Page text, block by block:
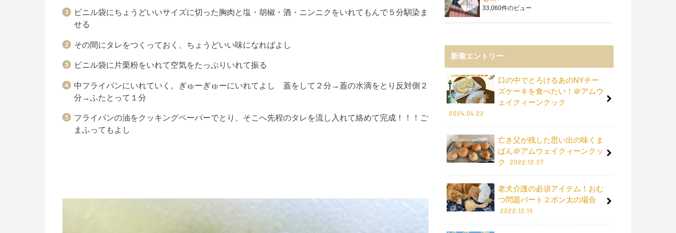
ビニル袋にちょうどいいサイズに切った胸肉と塩・胡椒・酒・ニンニクをいれてもんで５分馴染ま
せる
その間にタレをつくっておく、ちょうどいい味になればよし
ビニル袋に片栗粉をいれて空気をたっぷりいれて振る
中フライパンにいれていく。ぎゅーぎゅーにいれてよし 蓋をして２分→蓋の水滴をとり反対側２
分→ふたとって１分
フライパンの油をクッキングペーパーでとり、そこへ先程のタレを流し入れて絡めて完成！！！ご
まふってもよし
33,060件のビュー
新着エントリー
口の中でとろけるあのNYチー
ズケーキを食べたい！＠アムウ
ェイクィーンクック
2024.04.22
亡き父が残した思い出の味くま
ぱん＠アムウェイクィーンクッ
ク
2022.12.27
老犬介護の必須アイテム！おむ
つ問題パート２ポン太の場合
2022.12.19